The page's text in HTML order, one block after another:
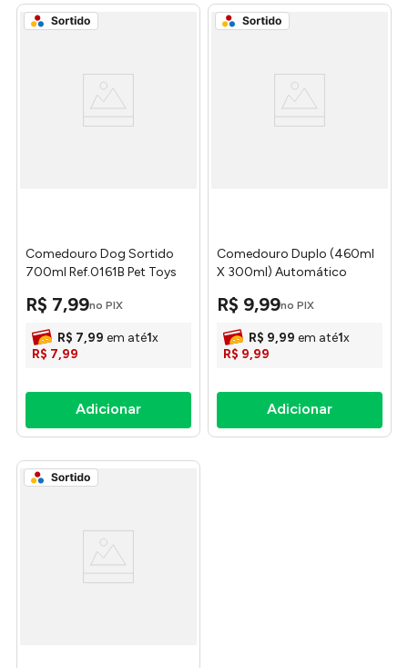
Comedouro Dog Sortido
700ml Ref.0161B Pet Toys
R$ 7,99no PIX
R$ 7,99 em até1x
R$ 7,99
Comedouro Duplo (460ml
X 300ml) Automático
2893-Pet Toys
R$ 9,99no PIX
R$ 9,99 em até1x
R$ 9,99